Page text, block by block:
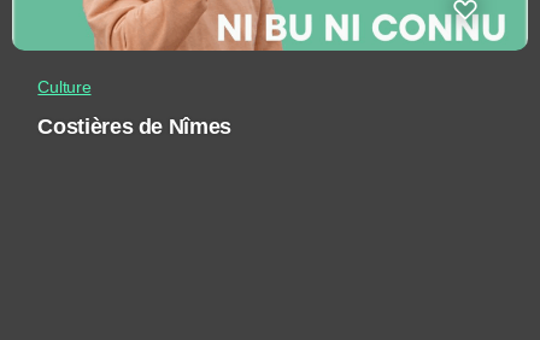
Culture
Costières de Nîmes